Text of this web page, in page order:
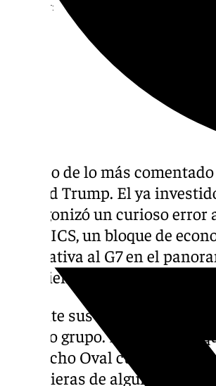
Compartir:
Ha sido de lo más
Donald Trump. El ya
protagonizó un curioso
los BRICS, un bloque de
alternativa al G7 en el
sus miembros fundadores
Durante sus declaraciones,
a dicho grupo. El momento,
Despacho Oval cuando se
financieras de algunos